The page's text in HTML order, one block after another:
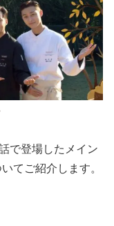
で登場したメイン
てご紹介します。